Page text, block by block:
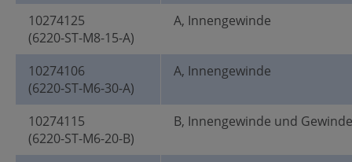
10274125
(6220-ST-M8-15-A)
A, Innengewinde
10274106
(6220-ST-M6-30-A)
A, Innengewinde
10274115
(6220-ST-M6-20-B)
B, Innengewinde und